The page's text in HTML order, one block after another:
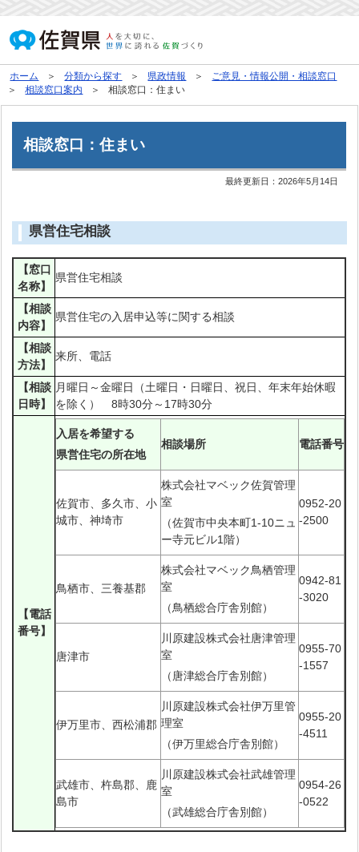
ホーム 分類から探す 県政情報
ご意見・情報公開・相談窓口
相談窓口案内
相談窓口：住まい
相談窓口：住まい
最終更新日：2026年5月14日
県営住宅相談
【窓口
名称】
県営住宅相談
【相談
内容】
県営住宅の入居申込等に関する相談
【相談
方法】
来所、電話
【相談
日時】
月曜日～金曜日（土曜日・日曜日、祝日、年末年始休暇
を除く） 8時30分～17時30分
【電話
番号】
入居を希望する
県営住宅の所在地
相談場所 電話番号
佐賀市、多久市、小
城市、神埼市
株式会社マベック佐賀管理
室
（佐賀市中央本町1-10ニュ
ー寺元ビル1階）
0952-20
-2500
鳥栖市、三養基郡
株式会社マベック鳥栖管理
室
（鳥栖総合庁舎別館）
0942-81
-3020
唐津市
川原建設株式会社唐津管理
室
（唐津総合庁舎別館）
0955-70
-1557
伊万里市、西松浦郡
川原建設株式会社伊万里管
理室
（伊万里総合庁舎別館）
0955-20
-4511
武雄市、杵島郡、鹿
島市
川原建設株式会社武雄管理
室
（武雄総合庁舎別館）
0954-26
-0522